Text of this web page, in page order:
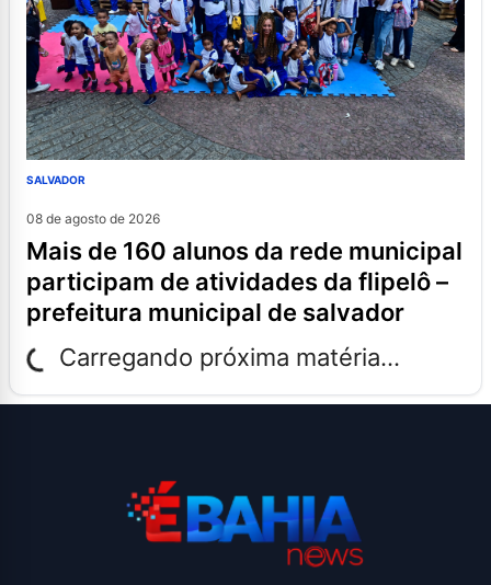
SALVADOR
08 de agosto de 2026
mais de 160 alunos da rede municipal
participam de atividades da flipelô –
prefeitura municipal de salvador
Carregando próxima matéria...